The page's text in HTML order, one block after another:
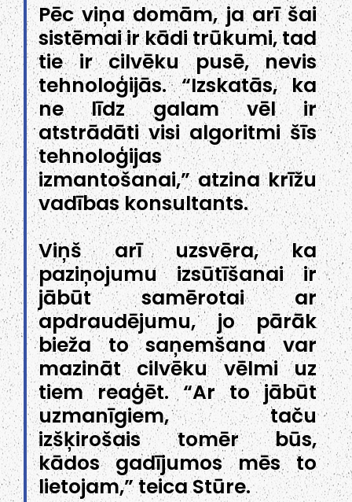
Pēc viņa domām, ja arī šai
sistēmai ir kādi trūkumi, tad
tie ir cilvēku pusē, nevis
tehnoloģijās. “Izskatās, ka
ne līdz galam vēl ir
atstrādāti visi algoritmi šīs
tehnoloģijas
izmantošanai,” atzina krīžu
vadības konsultants.
Viņš arī uzsvēra, ka
paziņojumu izsūtīšanai ir
jābūt samērotai ar
apdraudējumu, jo pārāk
bieža to saņemšana var
mazināt cilvēku vēlmi uz
tiem reaģēt. “Ar to jābūt
uzmanīgiem, taču
izšķirošais tomēr būs,
kādos gadījumos mēs to
lietojam,” teica Stūre.